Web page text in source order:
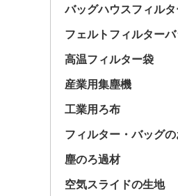
バッグハウスフィル
フェルトフィルター
高温フィルター袋
産業用集塵機
工業用ろ布
フィルター・バッグの
塵のろ過材
空気スライドの生地